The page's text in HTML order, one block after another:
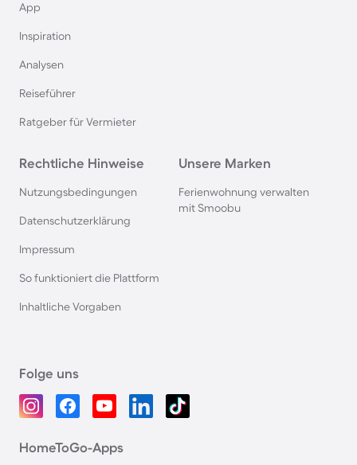
App
Inspiration
Analysen
Reiseführer
Ratgeber für Vermieter
Rechtliche Hinweise
Nutzungsbedingungen
Datenschutzerklärung
Impressum
So funktioniert die Plattform
Inhaltliche Vorgaben
Unsere Marken
Ferienwohnung verwalten
mit Smoobu
Folge uns
HomeToGo-Apps